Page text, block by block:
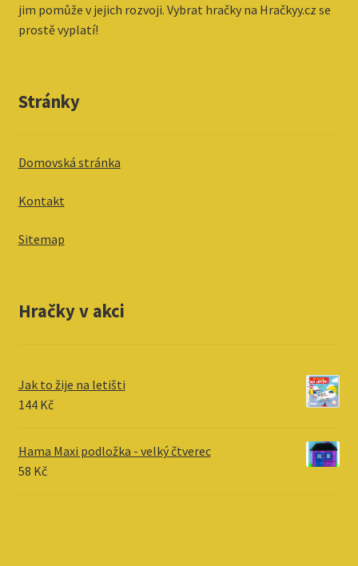
jim pomůže v jejich rozvoji. Vybrat hračky na Hračkyy.cz se
prostě vyplatí!
Stránky
Domovská stránka
Kontakt
Sitemap
Hračky v akci
Jak to žije na letišti
144 Kč
Hama Maxi podložka - velký čtverec
58 Kč